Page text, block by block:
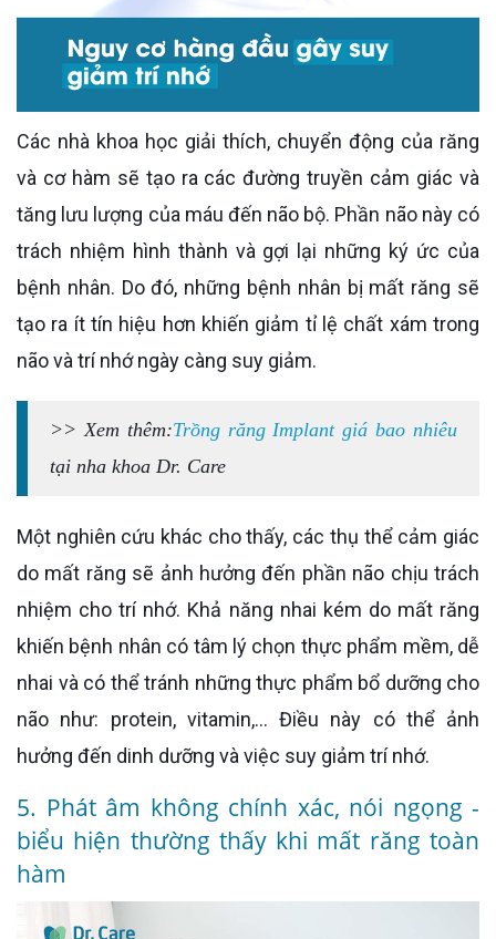
Các nhà khoa học giải thích, chuyển động của răng
và cơ hàm sẽ tạo ra các đường truyền cảm giác và
tăng lưu lượng của máu đến não bộ. Phần não này có
trách nhiệm hình thành và gợi lại những ký ức của
bệnh nhân. Do đó, những bệnh nhân bị mất răng sẽ
tạo ra ít tín hiệu hơn khiến giảm tỉ lệ chất xám trong
não và trí nhớ ngày càng suy giảm.
>> Xem thêm:Trồng răng Implant giá bao nhiêu
tại nha khoa Dr. Care
Một nghiên cứu khác cho thấy, các thụ thể cảm giác
do mất răng sẽ ảnh hưởng đến phần não chịu trách
nhiệm cho trí nhớ. Khả năng nhai kém do mất răng
khiến bệnh nhân có tâm lý chọn thực phẩm mềm, dễ
nhai và có thể tránh những thực phẩm bổ dưỡng cho
não như: protein, vitamin,... Điều này có thể ảnh
hưởng đến dinh dưỡng và việc suy giảm trí nhớ.
5. Phát âm không chính xác, nói ngọng -
biểu hiện thường thấy khi mất răng toàn
hàm